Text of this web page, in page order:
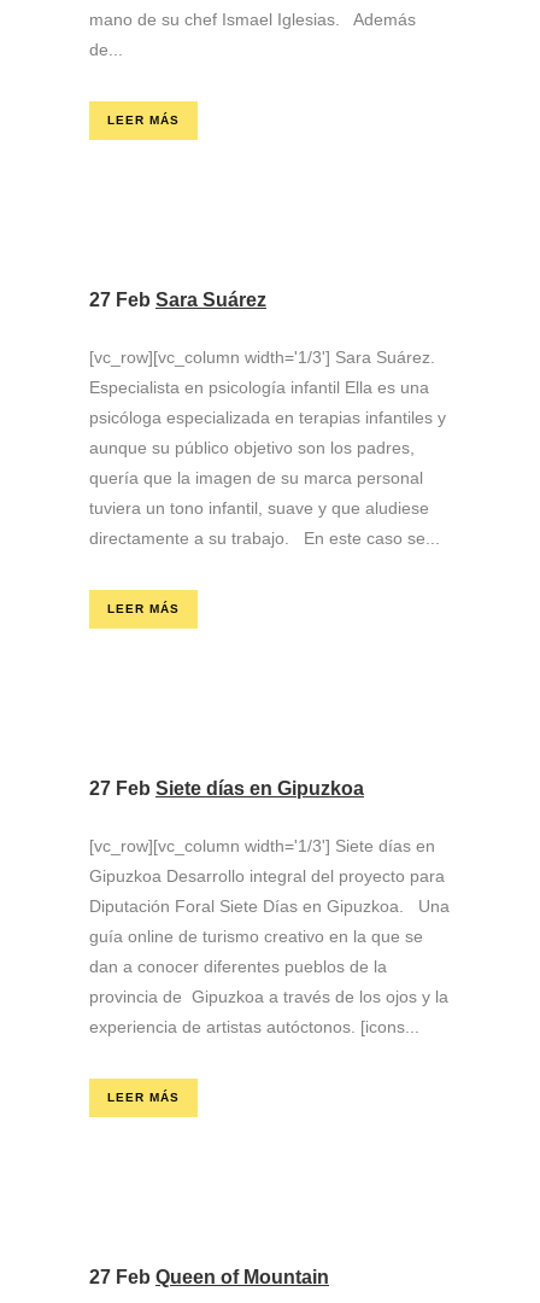
mano de su chef Ismael Iglesias. Además
de...
LEER MÁS
27 Feb Sara Suárez
[vc_row][vc_column width='1/3'] Sara Suárez.
Especialista en psicología infantil Ella es una
psicóloga especializada en terapias infantiles y
aunque su público objetivo son los padres,
quería que la imagen de su marca personal
tuviera un tono infantil, suave y que aludiese
directamente a su trabajo. En este caso se...
LEER MÁS
27 Feb Siete días en Gipuzkoa
[vc_row][vc_column width='1/3'] Siete días en
Gipuzkoa Desarrollo integral del proyecto para
Diputación Foral Siete Días en Gipuzkoa. Una
guía online de turismo creativo en la que se
dan a conocer diferentes pueblos de la
provincia de Gipuzkoa a través de los ojos y la
experiencia de artistas autóctonos. [icons...
LEER MÁS
27 Feb Queen of Mountain